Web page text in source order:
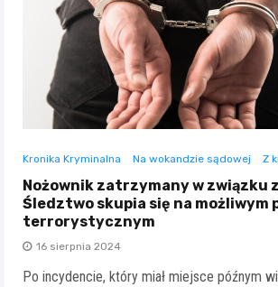
Kronika Kryminalna Na wokandzie sądowej Z
Nożownik zatrzymany w związku
Śledztwo skupia się na możliwym
terrorystycznym
16 sierpnia 2024
Po incydencie, który miał miejsce późnym